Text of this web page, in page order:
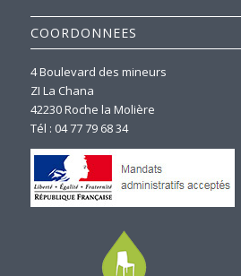
COORDONNEES
4 Boulevard des mineurs
ZI La Chana
42230 Roche la Molière
Tél : 04 77 79 68 34